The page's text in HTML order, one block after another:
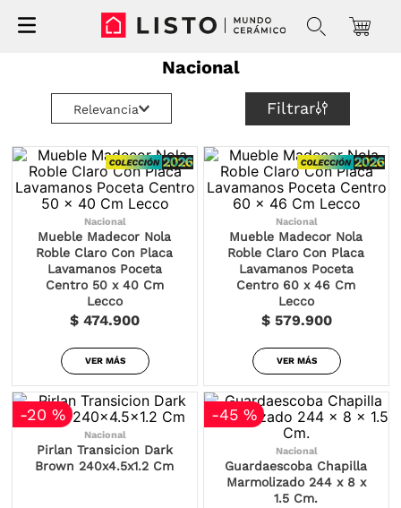
Nacional
Relevancia Filtrar
Nacional
Mueble Madecor Nola
Roble Claro Con Placa
Lavamanos Poceta
Centro 50 x 40 Cm
Lecco
$ 474.900
VER MÁS
Nacional
Mueble Madecor Nola
Roble Claro Con Placa
Lavamanos Poceta
Centro 60 x 46 Cm
Lecco
$ 579.900
VER MÁS
-20 %
Nacional
Pirlan Transicion Dark
Brown 240x4.5x1.2 Cm
-45 %
Nacional
Guardaescoba Chapilla
Marmolizado 244 x 8 x
1.5 Cm.